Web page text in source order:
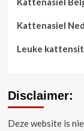
Kattenasiel
Leuke
Disclaimer:
Deze website is